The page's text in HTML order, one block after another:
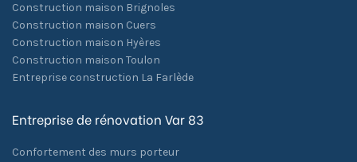
Construction maison Brignoles
Construction maison Cuers
Construction maison Hyères
Construction maison Toulon
Entreprise construction La Farlède
Entreprise de rénovation Var 83
Confortement des murs porteur